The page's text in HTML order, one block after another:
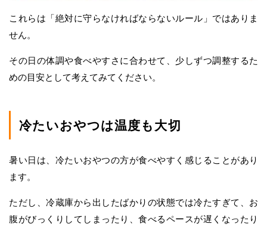
これらは「絶対に守らなければならないルール」ではありま
せん。
その日の体調や食べやすさに合わせて、少しずつ調整するた
めの目安として考えてみてください。
冷たいおやつは温度も大切
暑い日は、冷たいおやつの方が食べやすく感じることがあり
ます。
ただし、冷蔵庫から出したばかりの状態では冷たすぎて、お
腹がびっくりしてしまったり、食べるペースが遅くなったり